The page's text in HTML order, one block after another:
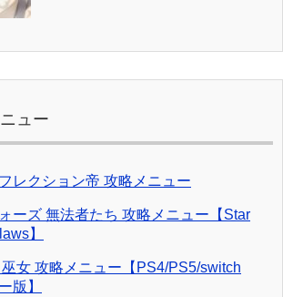
ュー
レクション帝 攻略メニュー
ーズ 無法者たち 攻略メニュー【Star
】
女 攻略メニュー【PS4/PS5/switch
版】